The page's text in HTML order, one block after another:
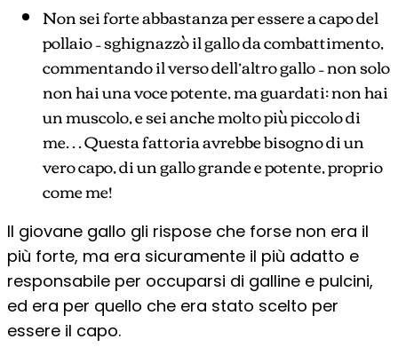
Non sei forte abbastanza per essere a capo del
pollaio – sghignazzò il gallo da combattimento,
commentando il verso dell’altro gallo – non solo
non hai una voce potente, ma guardati: non hai
un muscolo, e sei anche molto più piccolo di
me… Questa fattoria avrebbe bisogno di un
vero capo, di un gallo grande e potente, proprio
come me!
Il giovane gallo gli rispose che forse non era il
più forte, ma era sicuramente il più adatto e
responsabile per occuparsi di galline e pulcini,
ed era per quello che era stato scelto per
essere il capo.